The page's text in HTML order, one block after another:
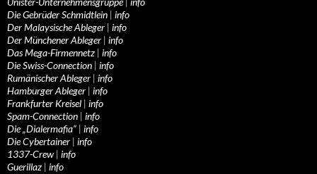
Die Gebrüder Schmidtlein | info
Der Malaysische Ableger | info
Der Münchener Ableger | info
Das Mega-Firmennetz | info
Die Swiss-Connection | info
Rumänischer Ableger | info
Hamburger Ableger | info
Frankfurter Kreisel | info
Spam-Connection | info
Die „Dialermafia“ | info
Die Cybertainer | info
1337-Crew | info
Guerillaz | info